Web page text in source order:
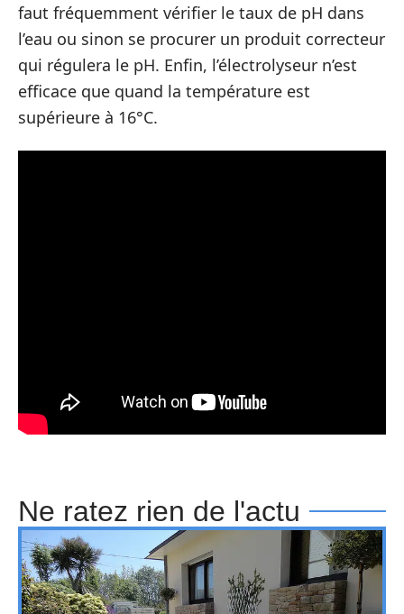
faut fréquemment vérifier le taux de pH dans
l’eau ou sinon se procurer un produit correcteur
qui régulera le pH. Enfin, l’électrolyseur n’est
efficace que quand la température est
supérieure à 16°C.
Ne ratez rien de l'actu